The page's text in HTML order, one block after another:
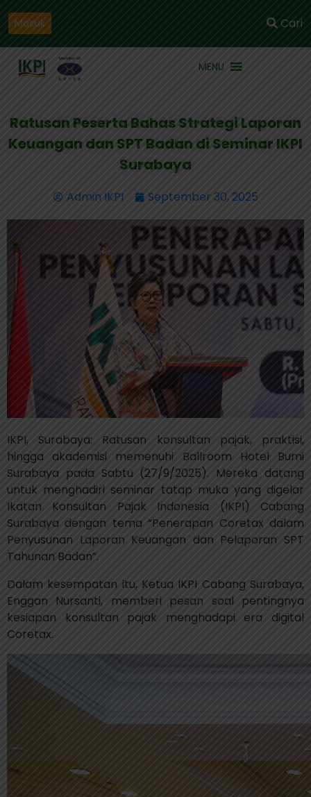
Masuk Cari
MENU
Ratusan Peserta Bahas Strategi Laporan
Keuangan dan SPT Badan di Seminar IKPI
Surabaya
Admin IKPI September 30, 2025
IKPI, Surabaya: Ratusan konsultan pajak, praktisi,
hingga akademisi memenuhi Ballroom Hotel Bumi
Surabaya pada Sabtu (27/9/2025). Mereka datang
untuk menghadiri seminar tatap muka yang digelar
Ikatan Konsultan Pajak Indonesia (IKPI) Cabang
Surabaya dengan tema“Penerapan Coretax dalam
Penyusunan Laporan Keuangan dan Pelaporan SPT
Tahunan Badan”.
Dalam kesempatan itu, Ketua IKPI Cabang Surabaya,
Enggan Nursanti, memberi pesan soal pentingnya
kesiapan konsultan pajak menghadapi era digital
Coretax.